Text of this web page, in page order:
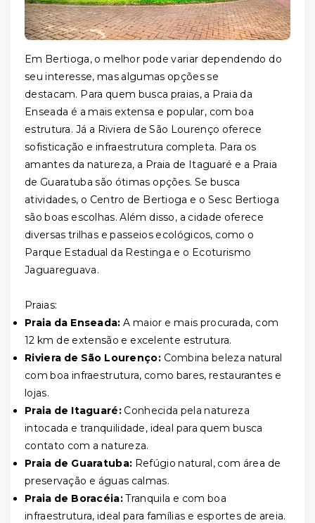
Em Bertioga, o melhor pode variar dependendo do
seu interesse, mas algumas opções se
destacam. Para quem busca praias, a Praia da
Enseada é a mais extensa e popular, com boa
estrutura. Já a Riviera de São Lourenço oferece
sofisticação e infraestrutura completa. Para os
amantes da natureza, a Praia de Itaguaré e a Praia
de Guaratuba são ótimas opções. Se busca
atividades, o Centro de Bertioga e o Sesc Bertioga
são boas escolhas. Além disso, a cidade oferece
diversas trilhas e passeios ecológicos, como o
Parque Estadual da Restinga e o Ecoturismo
Jaguareguava.
Praias:
Praia da Enseada: A maior e mais procurada, com
12 km de extensão e excelente estrutura.
Riviera de São Lourenço:Combina beleza natural
com boa infraestrutura, como bares, restaurantes e
lojas.
Praia de Itaguaré:Conhecida pela natureza
intocada e tranquilidade, ideal para quem busca
contato com a natureza.
Praia de Guaratuba: Refúgio natural, com área de
preservação e águas calmas.
Praia de Boracéia:Tranquila e com boa
infraestrutura, ideal para famílias e esportes de areia.